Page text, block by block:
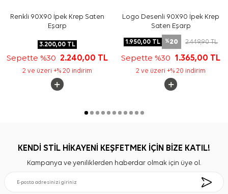
Renkli 90X90 İpek Krep Saten
Eşarp
3.200,00TL
Sepette %30 2.240,00 TL
2 ve üzeri +% 20 indirim
Logo Desenli 90X90 İpek Krep
Saten Eşarp
1.950,00 TL %20 2.449,90TL
Sepette %30 1.365,00 TL
2 ve üzeri +% 20 indirim
KENDİ STİL HİKAYENİ KEŞFETMEK İÇİN BİZE KATIL!
Kampanya ve yeniliklerden haberdar olmak için üye ol.